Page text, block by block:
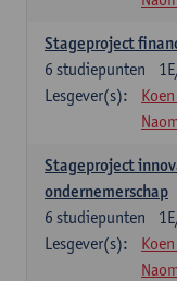
Stageproject
6 studiepunten
Lesgever(s):
Stageproject
ondernemerschap
6 studiepunten
Lesgever(s):